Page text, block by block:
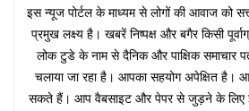
इस न्यूज पोर्टल के माध्यम से लोगों की आवाज को
प्रमुख लक्ष्य है। खबरें निष्पक्ष और बगैर किसी
लोक टुडे के नाम से दैनिक और पाक्षिक समाचार
चलाया जा रहा है। आपका सहयोग अपेक्षित है।
सकते हैं। आप वैबसाइट और पेपर से जुड़ने के लिए